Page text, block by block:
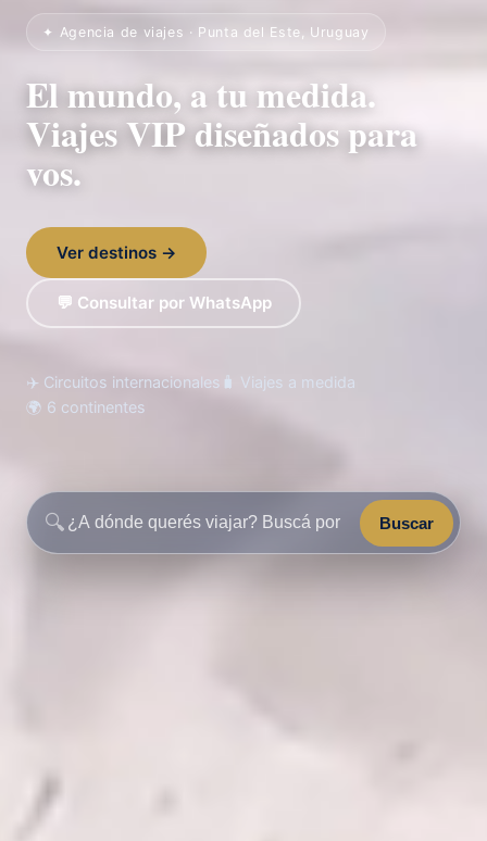
✦ Agencia de viajes · Punta del Este, Uruguay
El mundo, a tu medida.
Viajes VIP diseñados para
vos.
Ver destinos →
💬 Consultar por WhatsApp
✈️ Circuitos internacionales 🧳 Viajes a medida
🌍 6 continentes
🔍 Buscar